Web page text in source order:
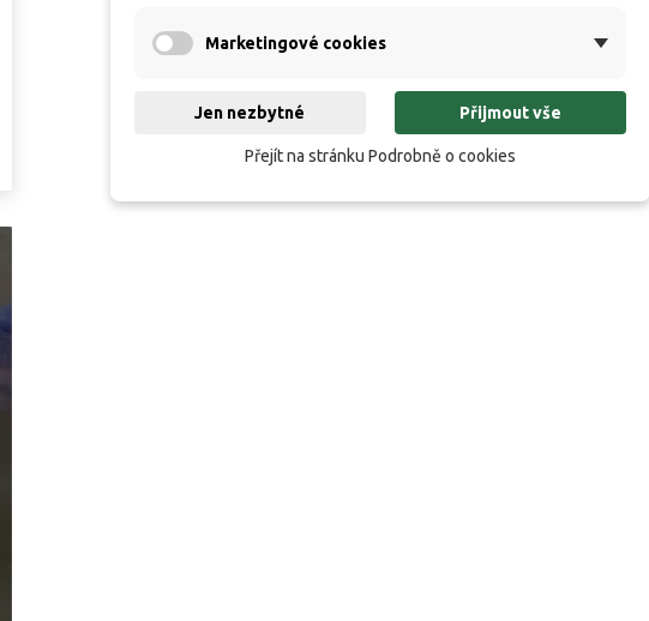
Marketingové cookies
Jen nezbytné Přijmout vše
Přejít na stránku Podrobně o cookies